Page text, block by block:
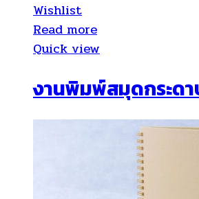
Wishlist
Read more
Quick view
งานพิมพ์สมุดกระด